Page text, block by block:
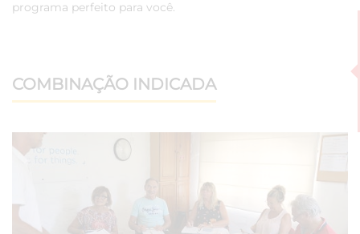
programa perfeito para você.
COMBINAÇÃO INDICADA